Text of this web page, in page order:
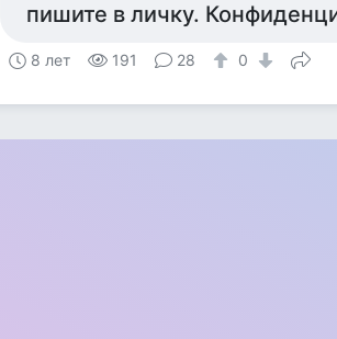
пишите в личку.
8 лет 191 28 0